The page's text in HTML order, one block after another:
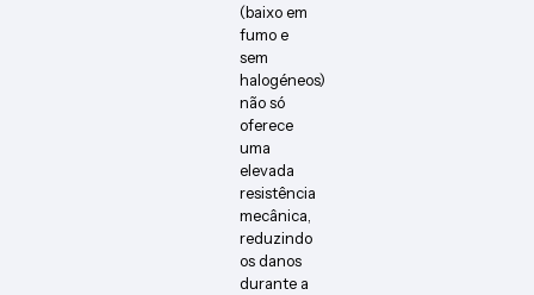
(baixo em
fumo e
sem
halogéneos)
não só
oferece
uma
elevada
resistência
mecânica,
reduzindo
os danos
durante a